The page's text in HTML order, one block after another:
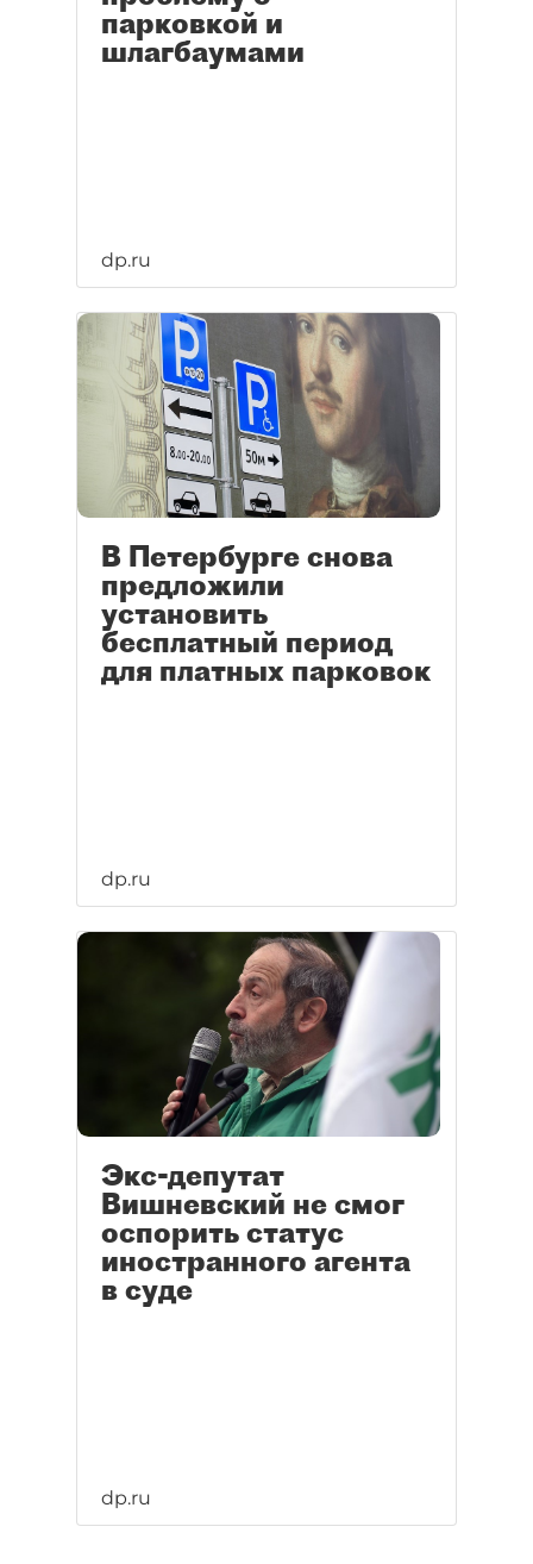
парковкой и
шлагбаумами
dp.ru
В Петербурге снова
предложили
установить
бесплатный период
для платных парковок
dp.ru
Экс-депутат
Вишневский не смог
оспорить статус
иностранного агента
в суде
dp.ru